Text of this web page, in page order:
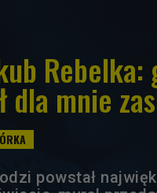
dla mnie
powstał